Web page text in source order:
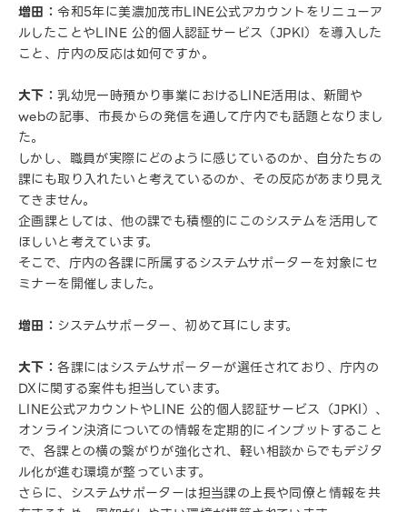
増田：令和5年に美濃加茂市LINE公式アカウントをリニューア
ルしたことやLINE 公的個人認証サービス（JPKI）を導入した
こと、庁内の反応は如何ですか。
大下：乳幼児一時預かり事業におけるLINE活用は、新聞や
webの記事、市長からの発信を通して庁内でも話題となりまし
た。
しかし、職員が実際にどのように感じているのか、自分たちの
課にも取り入れたいと考えているのか、その反応があまり見え
てきません。
企画課としては、他の課でも積極的にこのシステムを活用して
ほしいと考えています。
そこで、庁内の各課に所属するシステムサポーターを対象にセ
ミナーを開催しました。
増田： システムサポーター、初めて耳にします。
大下：各課にはシステムサポーターが選任されており、庁内の
DXに関する案件も担当しています。
LINE公式アカウントやLINE 公的個人認証サービス（JPKI）、
オンライン決済についての情報を定期的にインプットすること
で、各課との横の繋がりが強化され、軽い相談からでもデジタ
ル化が進む環境が整っています。
さらに、システムサポーターは担当課の上長や同僚と情報を共